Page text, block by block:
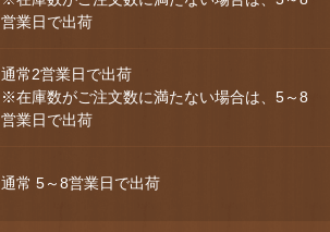
営業日で出荷
通常2営業日で出荷
※在庫数がご注文数に満たない場合は、5～8
営業日で出荷
通常 5～8営業日で出荷